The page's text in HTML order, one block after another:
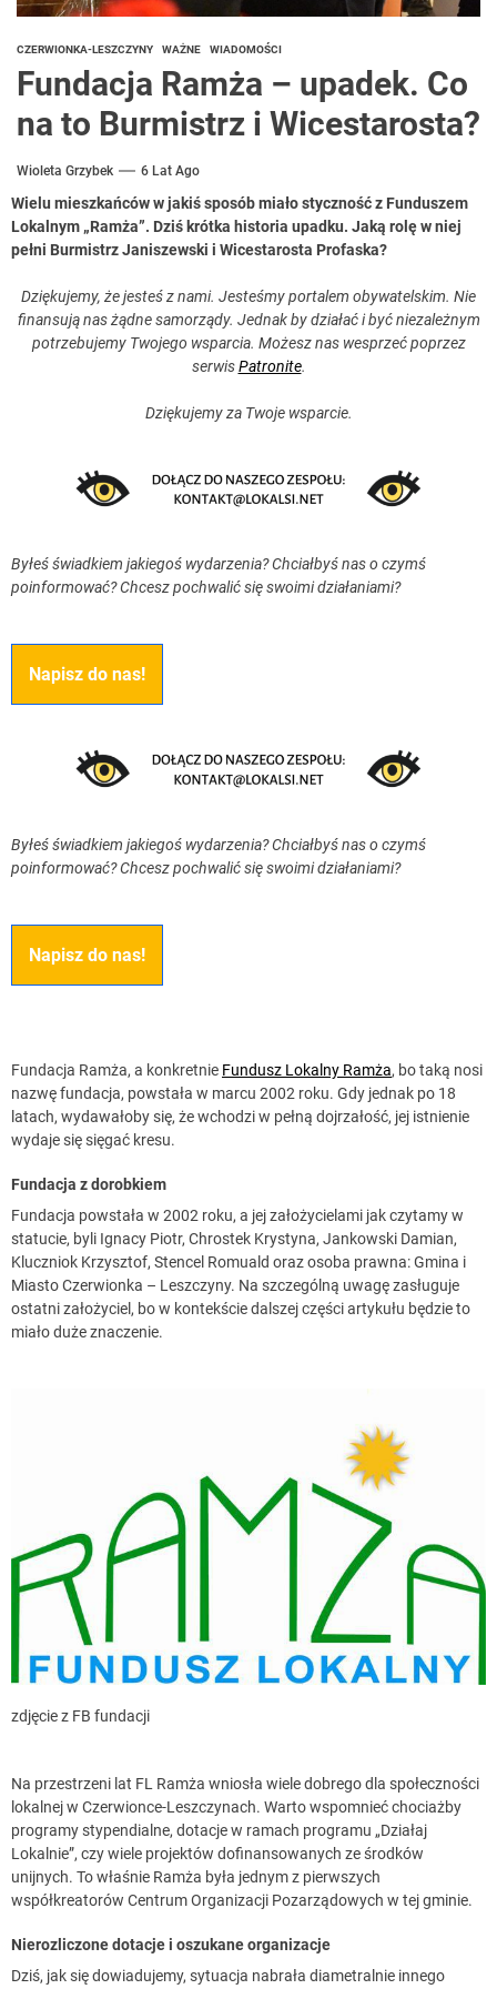
CZERWIONKA-LESZCZYNY WAŻNE WIADOMOŚCI
Fundacja Ramża – upadek. Co
na to Burmistrz i Wicestarosta?
Wioleta Grzybek 6 Lat Ago
Wielu mieszkańców w jakiś sposób miało styczność z Funduszem
Lokalnym „Ramża”. Dziś krótka historia upadku. Jaką rolę w niej
pełni Burmistrz Janiszewski i Wicestarosta Profaska?
Dziękujemy, że jesteś z nami. Jesteśmy portalem obywatelskim. Nie
finansują nas żądne samorządy. Jednak by działać i być niezależnym
potrzebujemy Twojego wsparcia. Możesz nas wesprzeć poprzez
serwisPatronite.
Dziękujemy za Twoje wsparcie.
Byłeś świadkiem jakiegoś wydarzenia? Chciałbyś nas o czymś
poinformować? Chcesz pochwalić się swoimi działaniami?
Napisz do nas!
Byłeś świadkiem jakiegoś wydarzenia? Chciałbyś nas o czymś
poinformować? Chcesz pochwalić się swoimi działaniami?
Napisz do nas!
Fundacja Ramża, a konkretnie Fundusz Lokalny Ramża, bo taką nosi
nazwę fundacja, powstała w marcu 2002 roku. Gdy jednak po 18
latach, wydawałoby się, że wchodzi w pełną dojrzałość, jej istnienie
wydaje się sięgać kresu.
Fundacja z dorobkiem
Fundacja powstała w 2002 roku, a jej założycielami jak czytamy w
statucie, byli Ignacy Piotr, Chrostek Krystyna, Jankowski Damian,
Kluczniok Krzysztof, Stencel Romuald oraz osoba prawna: Gmina i
Miasto Czerwionka – Leszczyny. Na szczególną uwagę zasługuje
ostatni założyciel, bo w kontekście dalszej części artykułu będzie to
miało duże znaczenie.
zdjęcie z FB fundacji
Na przestrzeni lat FL Ramża wniosła wiele dobrego dla społeczności
lokalnej w Czerwionce-Leszczynach. Warto wspomnieć chociażby
programy stypendialne, dotacje w ramach programu „Działaj
Lokalnie”, czy wiele projektów dofinansowanych ze środków
unijnych. To właśnie Ramża była jednym z pierwszych
współkreatorów Centrum Organizacji Pozarządowych w tej gminie.
Nierozliczone dotacje i oszukane organizacje
Dziś, jak się dowiadujemy, sytuacja nabrała diametralnie innego